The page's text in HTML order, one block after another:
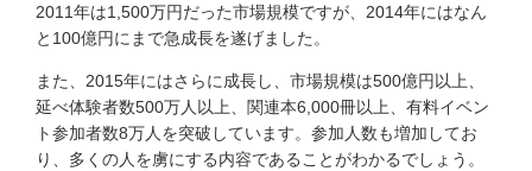
2011年は1,500万円だった市場規模ですが、2014年にはなん
と100億円にまで急成長を遂げました。
また、2015年にはさらに成長し、市場規模は500億円以上、
延べ体験者数500万人以上、関連本6,000冊以上、有料イベン
ト参加者数8万人を突破しています。参加人数も増加してお
り、多くの人を虜にする内容であることがわかるでしょう。